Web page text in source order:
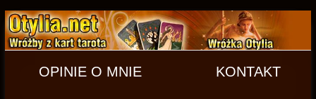
OPINIE O MNIE KONTAKT